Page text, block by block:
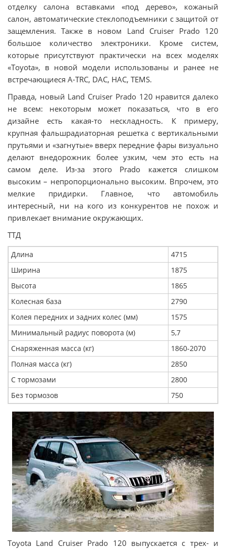
отделку салона вставками «под дерево», кожаный
салон, автоматические стеклоподъемники с защитой от
защемления. Также в новом Land Cruiser Prado 120
большое количество электроники. Кроме систем,
которые присутствуют практически на всех моделях
«Toyota», в новой модели использованы и ранее не
встречающиеся A-TRC, DAC, HAC, TEMS.
Правда, новый Land Cruiser Prado 120 нравится далеко
не всем: некоторым может показаться, что в его
дизайне есть какая-то нескладность. К примеру,
крупная фальшрадиаторная решетка с вертикальными
прутьями и «загнутые» вверх передние фары визуально
делают внедорожник более узким, чем это есть на
самом деле. Из-за этого Prado кажется слишком
высоким – непропорционально высоким. Впрочем, это
мелкие придирки. Главное, что автомобиль
интересный, ни на кого из конкурентов не похож и
привлекает внимание окружающих.
ТТД
Длина
4715
Ширина
1875
Высота
1865
Колесная база
2790
Колея передних и задних колес (мм)
1575
Минимальный радиус поворота (м)
5,7
Снаряженная масса (кг)
1860-2070
Полная масса (кг)
2850
С тормозами
2800
Без тормозов
750
Toyota Land Cruiser Prado 120 выпускается с трех- и